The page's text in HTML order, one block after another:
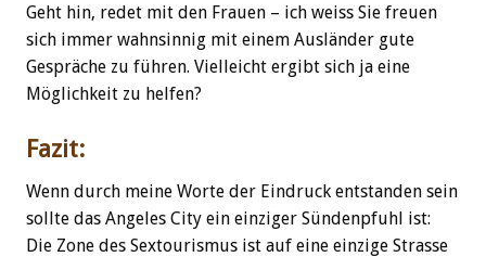
Geht hin, redet mit den Frauen – ich weiss Sie freuen
sich immer wahnsinnig mit einem Ausländer gute
Gespräche zu führen. Vielleicht ergibt sich ja eine
Möglichkeit zu helfen?
Fazit:
Wenn durch meine Worte der Eindruck entstanden sein
sollte das Angeles City ein einziger Sündenpfuhl ist:
Die Zone des Sextourismus ist auf eine einzige Strasse